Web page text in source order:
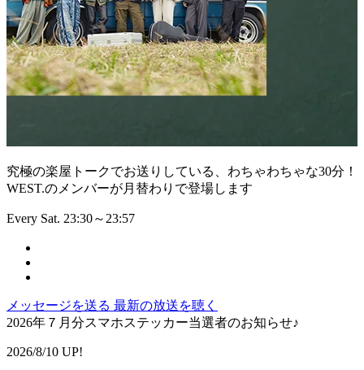
究極の楽屋トークでお送りしている、わちゃわちゃな30分！
WEST.のメンバーが月替わりで登場します
Every Sat. 23:30～23:57
メッセージを送る 最新の放送を聴く
2026年７月分スマホステッカー当選者のお知らせ♪
2026/8/10 UP!